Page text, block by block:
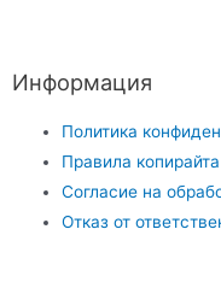
Информация
Политика
Правила копирайта
Согласие на
Отказ от